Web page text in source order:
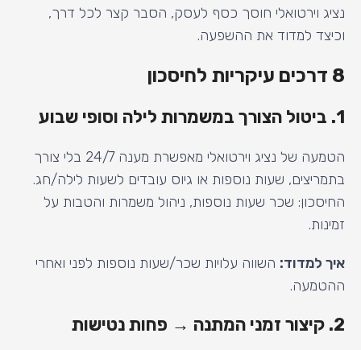
נציג וירטואלי חוסך כסף לעסק, הסבר קצר לכל דרך,
וכיצד למדוד את ההשפעה.
8 דרכים עיקריות לחיסכון
1. ביטול הצורך במשמרות לילה וסופי שבוע
הטמעה של נציג וירטואלי מאפשרת מענה 24/7 בלי צורך
בתמריצים, שעות נוספות או גיוס עובדים לשעות לילה/חג.
החיסכון: שכר שעות נוספות, ניהול משמרות והטבות על
זמינות.
איך למדוד: השווה עלויות שכר/שעות נוספות לפני ואחרי
ההטמעה.
2. קיצור זמני המתנה → פחות נטישות